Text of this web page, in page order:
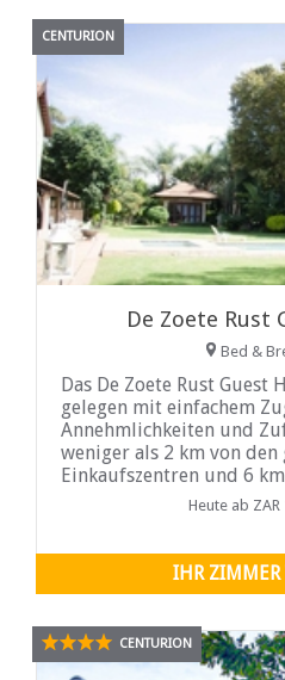
CENTURION
De Zoete Rust
Bed &
Das De Zoete Rust Guest
gelegen mit einfachem
Annehmlichkeiten und
weniger als 2 km von den
Einkaufszentren und 6
entfernt. Die
Heute ab
IHR ZIMMER
CENTURION